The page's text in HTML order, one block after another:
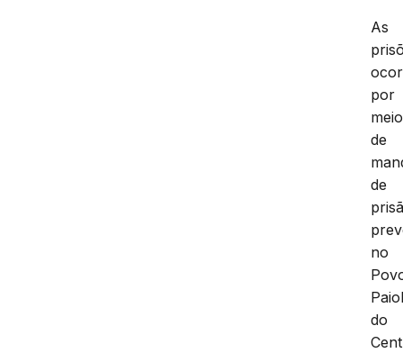
As
por
meio
de
de
no
do